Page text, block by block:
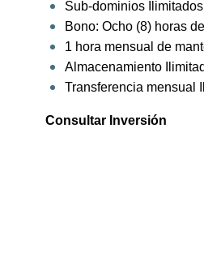
Sub-dominios Ilimitados
Bono: Ocho (8) horas
1 hora mensual de
Almacenamiento
Transferencia mensual
Consultar Inversión